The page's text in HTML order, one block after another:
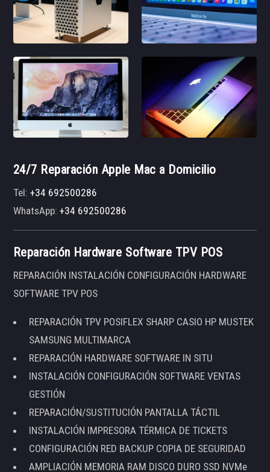
24/7 Reparación Apple Mac a Domicilio
Tel:+34 692500286
WhatsApp:+34 692500286
Reparación Hardware Software TPV POS
REPARACIÓN INSTALACIÓN CONFIGURACIÓN HARDWARE
SOFTWARE TPV POS
REPARACIÓN TPV POSIFLEX SHARP CASIO HP MUSTEK
SAMSUNG MULTIMARCA
REPARACIÓN HARDWARE SOFTWARE IN SITU
INSTALACIÓN CONFIGURACIÓN SOFTWARE VENTAS
GESTIÓN
REPARACIÓN/SUSTITUCIÓN PANTALLA TÁCTIL
INSTALACIÓN IMPRESORA TÉRMICA DE TICKETS
CONFIGURACIÓN RED BACKUP COPIA DE SEGURIDAD
AMPLIACIÓN MEMORIA RAM DISCO DURO SSD NVMe